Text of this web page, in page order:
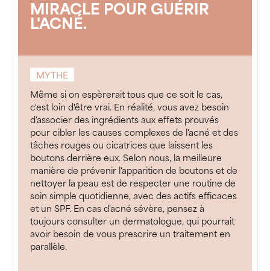
MIRACLE POUR GUÉRIR
L'ACNÉ.
MYTHE
Même si on espèrerait tous que ce soit le cas,
c'est loin d'être vrai. En réalité, vous avez besoin
d'associer des ingrédients aux effets prouvés
pour cibler les causes complexes de l'acné et des
tâches rouges ou cicatrices que laissent les
boutons derrière eux. Selon nous, la meilleure
manière de prévenir l'apparition de boutons et de
nettoyer la peau est de respecter une routine de
soin simple quotidienne, avec des actifs efficaces
et un SPF. En cas d'acné sévère, pensez à
toujours consulter un dermatologue, qui pourrait
avoir besoin de vous prescrire un traitement en
parallèle.